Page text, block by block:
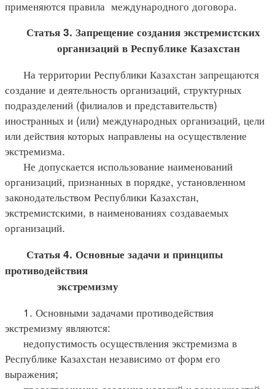
применяются правила международного договора.
Статья 3. Запрещение создания экстремистских
организаций в Республике Казахстан
На территории Республики Казахстан запрещаются
создание и деятельность организаций, структурных
подразделений (филиалов и представительств)
иностранных и (или) международных организаций, цели
или действия которых направлены на осуществление
экстремизма.
Не допускается использование наименований
организаций, признанных в порядке, установленном
законодательством Республики Казахстан,
экстремистскими, в наименованиях создаваемых
организаций.
Статья 4. Основные задачи и принципы
противодействия
экстремизму
1. Основными задачами противодействия
экстремизму являются:
недопустимость осуществления экстремизма в
Республике Казахстан независимо от форм его
выражения;